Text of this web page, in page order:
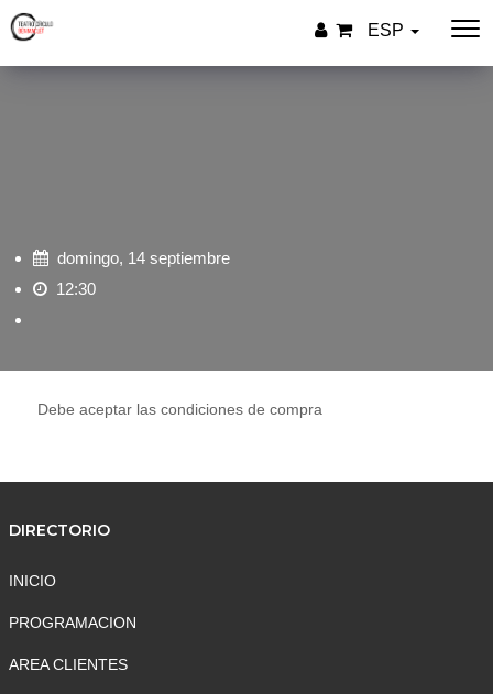
ESP
domingo, 14 septiembre
12:30
Debe aceptar las condiciones de compra
DIRECTORIO
INICIO
PROGRAMACION
AREA CLIENTES